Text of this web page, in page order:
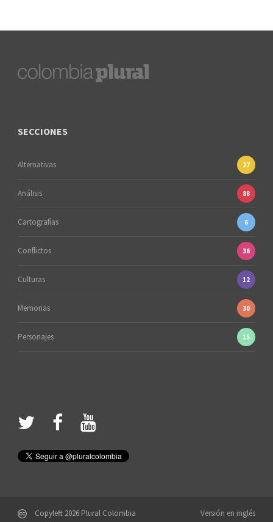
SECCIONES
Alternativas 27
Análisis 88
Cartografías 6
Conflictos 36
Culturas 12
Memorias 30
Personajes 15
Copyleft 2026 Plural Colombia Versión en inglés